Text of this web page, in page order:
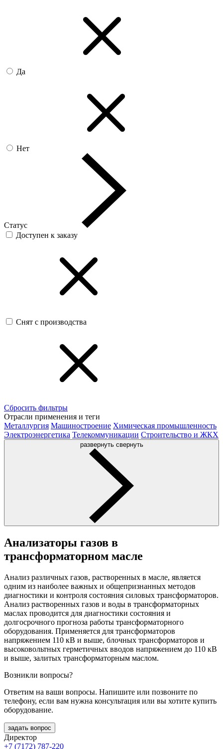
Да
Нет
Статус
Доступен к заказу
Снят с производства
Сбросить фильтры
Отрасли применения и теги
Металлургия Машиностроение Химическая промышленность
Электроэнергетика Телекоммуникации Строительство и ЖКХ
развернуть свернуть
Анализаторы газов в
трансформаторном масле
Анализ различных газов, растворенных в масле, является
одним из наиболее важных и общепризнанных методов
диагностики и контроля состояния силовых трансформаторов.
Анализ растворенных газов и воды в трансформаторных
маслах проводится для диагностики состояния и
долгосрочного прогноза работы трансформаторного
оборудования. Применяется для трансформаторов
напряжением 110 кВ и выше, блочных трансформаторов и
высоковольтных герметичных вводов напряжением до 110 кВ
и выше, залитых трансформаторным маслом.
Возникли вопросы?
Ответим на ваши вопросы. Напишите или позвоните по
телефону, если вам нужна консультация или вы хотите купить
оборудование.
задать вопрос
Директор
+7 (7172) 787-220